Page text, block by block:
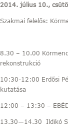
2014. július 10.,
Szakmai felelős:
8.30 – 10.00
rekonstrukció
10:30-12:00 Erdősi
kutatása
12:00 – 13:30 –
13.30―14.30 Ildikó